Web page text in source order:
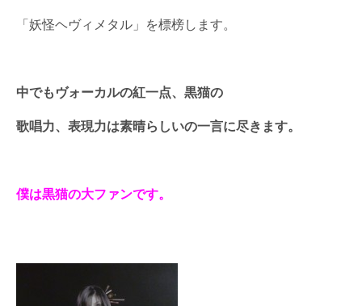
「妖怪ヘヴィメタル」を標榜します。
中でもヴォーカルの紅一点、黒猫の
歌唱力、表現力は素晴らしいの一言に尽きます。
僕は黒猫の大ファンです。